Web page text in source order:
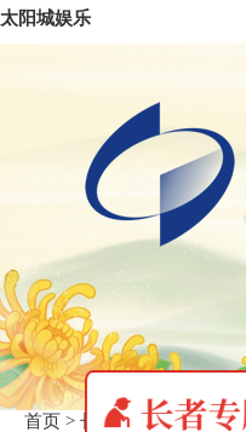
太阳城娱乐
首页 > 长者专版>统计要闻